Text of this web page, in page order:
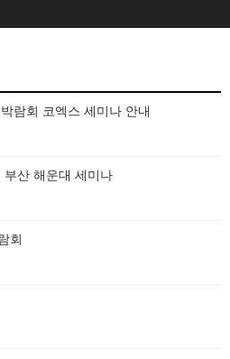
람회 코엑스 세미나 안내
산 해운대 세미나
회